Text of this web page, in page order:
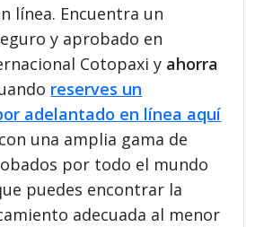
línea. Encuentra un
y aprobado en
Cotopaxi y ahorra
reserves un
adelantado en línea aquí
una amplia gama de
por todo el mundo
puedes encontrar la
adecuada al menor